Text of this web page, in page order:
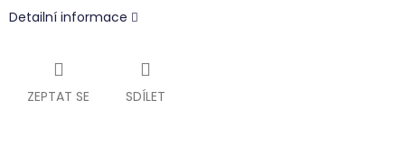
Detailní informace
ZEPTAT SE SDÍLET